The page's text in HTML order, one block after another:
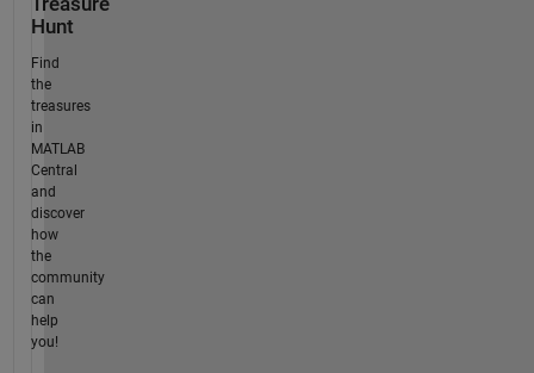
Treasure
Hunt
Find
the
treasures
in
MATLAB
Central
and
discover
how
the
community
can
help
you!